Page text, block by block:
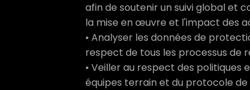
afin de soutenir un suivi global et
la mise en œuvre et l'impact des
• Analyser les données de
respect de tous les processus de
• Veiller au respect des
équipes terrain et du protocole